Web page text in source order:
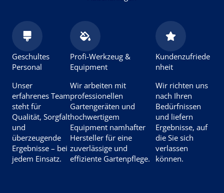
Geschultes
Personal
Unser
erfahrenes Team
steht für
Qualität, Sorgfalt
und
überzeugende
Ergebnisse – bei
jedem Einsatz.
Profi-Werkzeug &
Equipment
Wir arbeiten mit
professionellen
Gartengeräten und
hochwertigem
Equipment namhafter
Hersteller für eine
zuverlässige und
effiziente Gartenpflege.
Kundenzufriede
nheit
Wir richten uns
nach Ihren
Bedürfnissen
und liefern
Ergebnisse, auf
die Sie sich
verlassen
können.